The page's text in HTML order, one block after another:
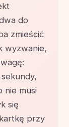
do
zmieścić
wyzwanie,
nie musi
się
przy